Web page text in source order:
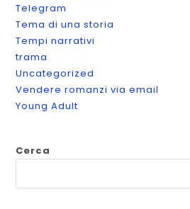
Telegram
Tema di una storia
Tempi narrativi
trama
Uncategorized
Vendere romanzi via email
Young Adult
Cerca